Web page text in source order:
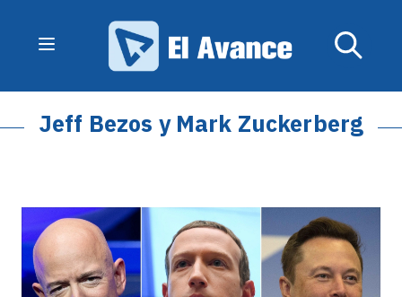
Jeff Bezos y Mark Zuckerberg